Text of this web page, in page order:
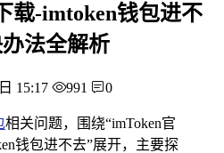
载-imtoken钱包进不
法全解析
15:17 991 0
相关问题，围绕“imToken官
钱包进不去”展开，主要探